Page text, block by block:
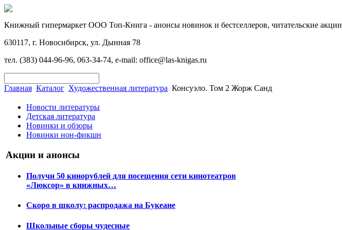
Книжный гипермаркет ООО Топ-Книга - анонсы новинок и бестселлеров, читательские акции
630117, г. Новосибирск, ул. Дынная 78
тел. (383) 044-96-96, 063-34-74, e-mail: office@las-knigas.ru
Главная Каталог Художественная литература Консуэло. Том 2 Жорж Санд
Новости литературы
Детская литература
Новинки и обзоры
Новинки нон-фикшн
Акции и анонсы
Получи 50 кинорублей для посещения сети кинотеатров
«Люксор» в книжных…
Скоро в школу: распродажа на Букеане
Школьные сборы чудесные